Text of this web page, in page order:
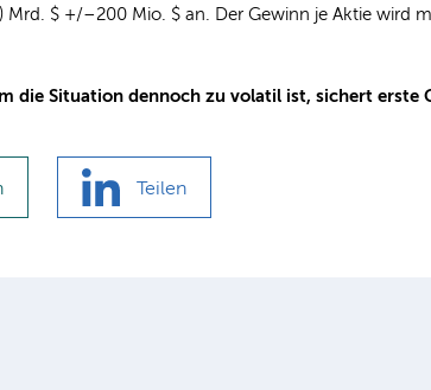
$ +/–200 Mio. $ an. Der Gewinn je Aktie wird
Situation dennoch zu volatil ist, sichert erste
Teilen